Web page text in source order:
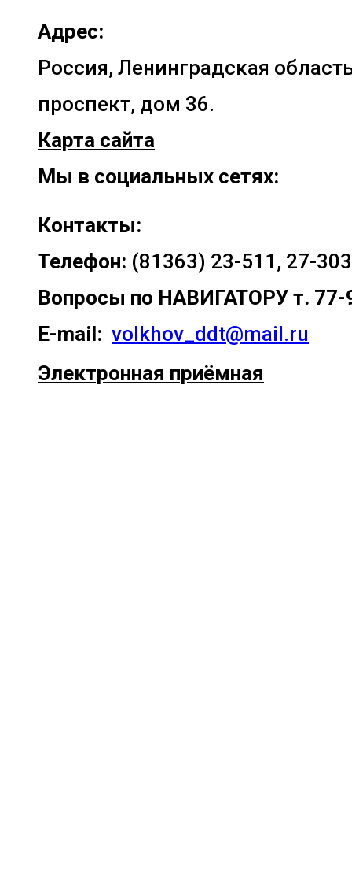
Адрес:
Россия, Ленинградская
проспект, дом 36.
Карта сайта
Мы в социальных сетях:
Контакты:
Телефон: (81363) 23-511, 27-303
Вопросы по НАВИГАТОРУ т. 77-
E-mail: volkhov_ddt@mail.ru
Электронная приёмная